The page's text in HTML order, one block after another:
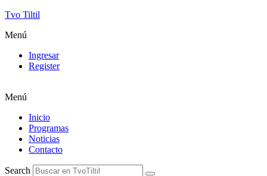
Tvo Tiltil
Menú
Ingresar
Register
Menú
Inicio
Programas
Noticias
Contacto
Search